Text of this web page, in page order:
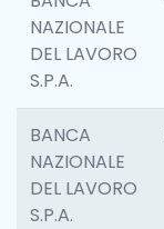
NAZIONALE
DEL LAVORO
S.P.A.
BANCA
NAZIONALE
DEL LAVORO
S.P.A.